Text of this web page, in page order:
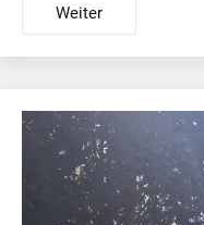
Weiter